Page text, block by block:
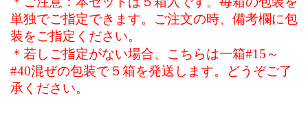
単独でご指定できます。ご注文の時、備考欄に包
装をご指定ください。
＊ 若しご指定がない場合、こちらは一箱#15 ～
#40混ぜの包装で５箱を発送します。どうぞご了
承ください。